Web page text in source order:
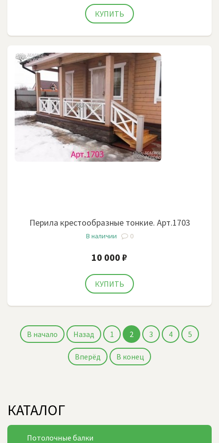
Перила крестообразные тонкие. Арт.1703
В наличии 0
10 000 ₽
В начало Назад 1 2 3 4 5
Вперёд В конец
КАТАЛОГ
Потолочные балки